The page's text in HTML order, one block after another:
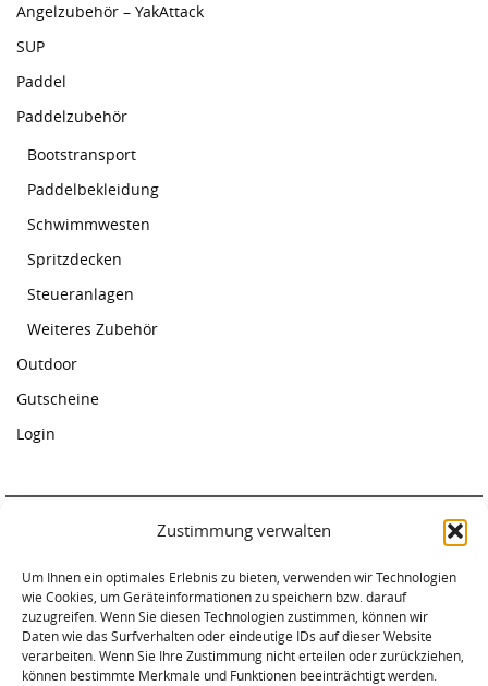
Zustimmung verwalten
Um Ihnen ein optimales Erlebnis zu bieten, verwenden wir Technologien
wie Cookies, um Geräteinformationen zu speichern bzw. darauf
zuzugreifen. Wenn Sie diesen Technologien zustimmen, können wir
Daten wie das Surfverhalten oder eindeutige IDs auf dieser Website
verarbeiten. Wenn Sie Ihre Zustimmung nicht erteilen oder zurückziehen,
können bestimmte Merkmale und Funktionen beeinträchtigt werden.
Angelzubehör – YakAttack
SUP
Paddel
Paddelzubehör
Bootstransport
Paddelbekleidung
Schwimmwesten
Spritzdecken
Steueranlagen
Weiteres Zubehör
Outdoor
Gutscheine
Login
Am Warnowufer 59
18057 Rostock
Tel. 0381-2034620